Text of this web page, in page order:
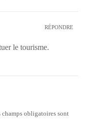
RÉPONDRE
le tourisme.
champs obligatoires sont